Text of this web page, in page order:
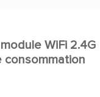

WiFi 2.4G
consommation